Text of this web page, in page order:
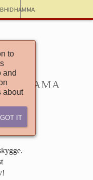
to
and
about
Got It
Gotama